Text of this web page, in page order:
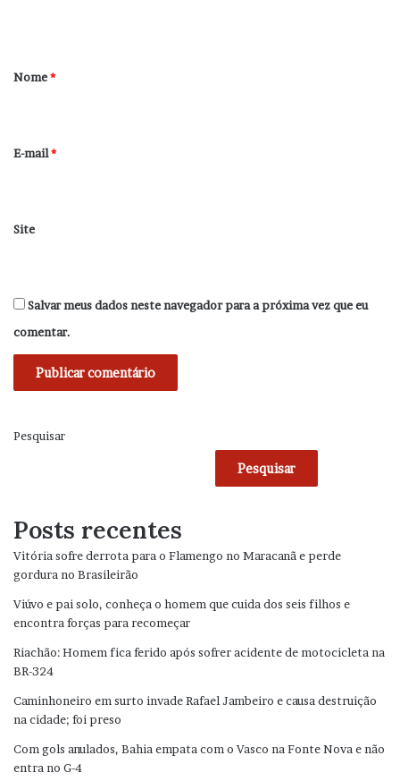
r
*
Nome*
E-mail*
Site
Salvar meus dados neste navegador para a próxima vez que eu
comentar.
Pesquisar
Pesquisar
Posts recentes
Vitória sofre derrota para o Flamengo no Maracanã e perde
gordura no Brasileirão
Viúvo e pai solo, conheça o homem que cuida dos seis filhos e
encontra forças para recomeçar
Riachão: Homem fica ferido após sofrer acidente de motocicleta na
BR-324
Caminhoneiro em surto invade Rafael Jambeiro e causa destruição
na cidade; foi preso
Com gols anulados, Bahia empata com o Vasco na Fonte Nova e não
entra no G-4